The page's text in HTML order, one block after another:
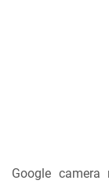
Google